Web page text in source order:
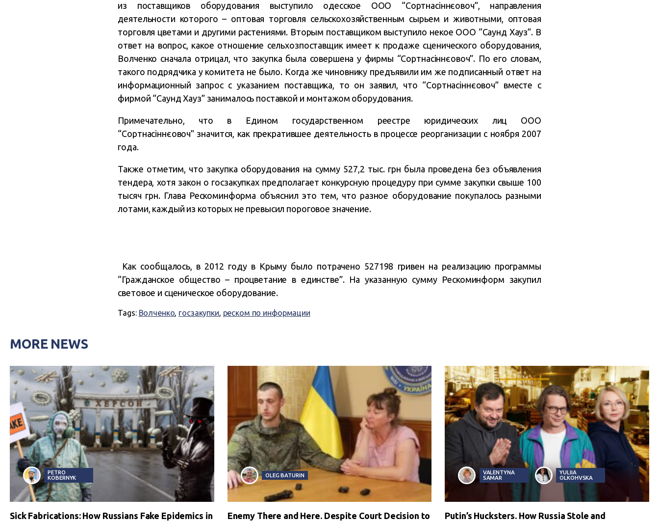
из поставщиков оборудования выступило одесское ООО “Сортнасіннєовоч”, направления
деятельности которого – оптовая торговля сельскохозяйственным сырьем и животными, оптовая
торговля цветами и другими растениями. Вторым поставщиком выступило некое ООО “Саунд Хауз”. В
ответ на вопрос, какое отношение сельхозпоставщик имеет к продаже сценического оборудования,
Волченко сначала отрицал, что закупка была совершена у фирмы “Сортнасіннєовоч”. По его словам,
такого подрядчика у комитета не было. Когда же чиновнику предъявили им же подписанный ответ на
информационный запрос с указанием поставщика, то он заявил, что “Сортнасіннєовоч” вместе с
фирмой “Саунд Хауз” занималось поставкой и монтажом оборудования.
Примечательно, что в Едином государственном реестре юридических лиц ООО
“Сортнасіннєовоч” значится, как прекратившее деятельность в процессе реорганизации с ноября 2007
года.
Также отметим, что закупка оборудования на сумму 527,2 тыс. грн была проведена без объявления
тендера, хотя закон о госзакупках предполагает конкурсную процедуру при сумме закупки свыше 100
тысяч грн. Глава Рескоминформа объяснил это тем, что разное оборудование покупалось разными
лотами, каждый из которых не превысил пороговое значение.
Как сообщалось, в 2012 году в Крыму было потрачено 527198 гривен на реализацию программы
“Гражданское общество – процветание в единстве”. На указанную сумму Рескоминформ закупил
световое и сценическое оборудование.
Tags: Волченко, госзакупки, реском по информации
MORE NEWS
PETRO
KOBERNYK
Sick Fabrications: How Russians Fake Epidemics in
OLEG BATURIN
Enemy There and Here. Despite Court Decision to
VALENTYNA
SAMAR
YULIIA
OLKOHVSKA
Putin’s Hucksters. How Russia Stole and